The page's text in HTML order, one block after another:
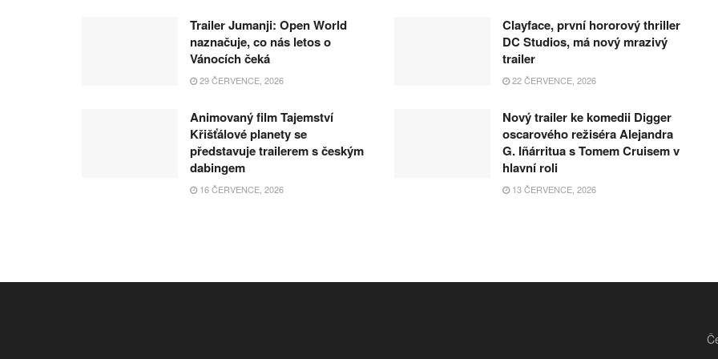
Trailer Jumanji: Open World
naznačuje, co nás letos o
Vánocích čeká
29 ČERVENCE, 2026
Clayface, první hororový thriller
DC Studios, má nový mrazivý
trailer
22 ČERVENCE, 2026
Animovaný film Tajemství
Křišťálové planety se
představuje trailerem s českým
dabingem
16 ČERVENCE, 2026
Nový trailer ke komedii Digger
oscarového režiséra Alejandra
G. Iñárritua s Tomem Cruisem v
hlavní roli
13 ČERVENCE, 2026